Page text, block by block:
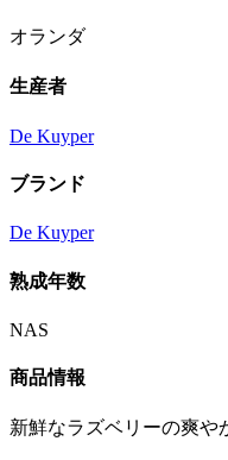
オランダ
生産者
De Kuyper
ブランド
De Kuyper
熟成年数
NAS
商品情報
新鮮なラズベリーの爽や